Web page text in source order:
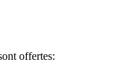
offertes: